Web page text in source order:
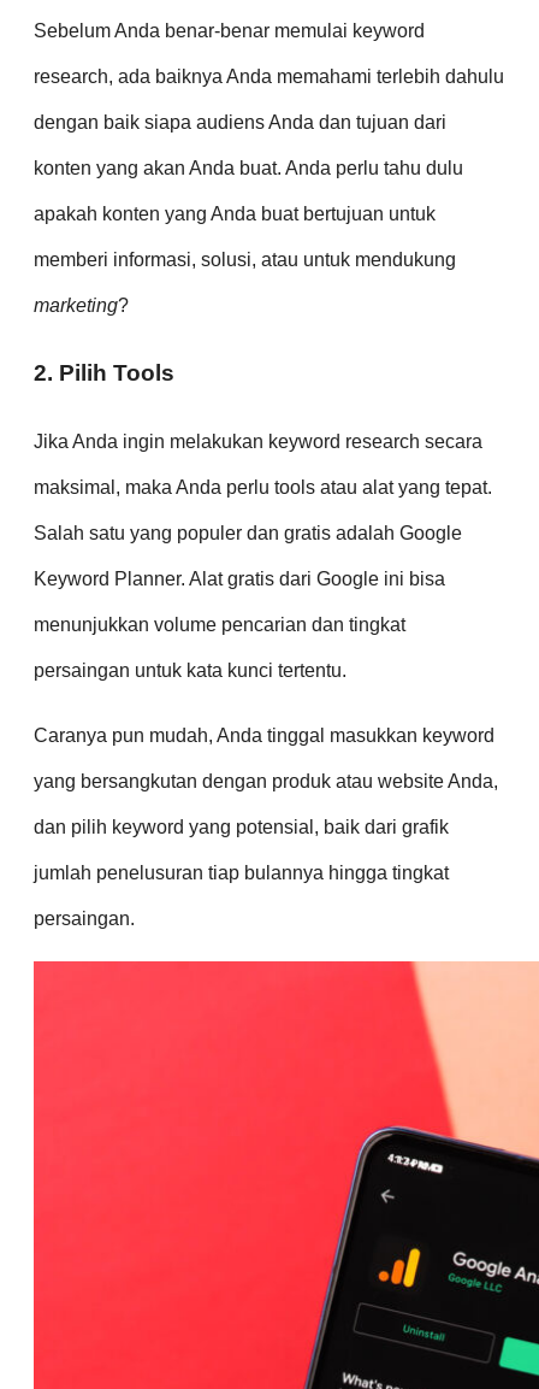
Sebelum Anda benar-benar memulai keyword
research, ada baiknya Anda memahami terlebih dahulu
dengan baik siapa audiens Anda dan tujuan dari
konten yang akan Anda buat. Anda perlu tahu dulu
apakah konten yang Anda buat bertujuan untuk
memberi informasi, solusi, atau untuk mendukung
marketing?
2. Pilih Tools
Jika Anda ingin melakukan keyword research secara
maksimal, maka Anda perlu tools atau alat yang tepat.
Salah satu yang populer dan gratis adalah Google
Keyword Planner. Alat gratis dari Google ini bisa
menunjukkan volume pencarian dan tingkat
persaingan untuk kata kunci tertentu.
Caranya pun mudah, Anda tinggal masukkan keyword
yang bersangkutan dengan produk atau website Anda,
dan pilih keyword yang potensial, baik dari grafik
jumlah penelusuran tiap bulannya hingga tingkat
persaingan.